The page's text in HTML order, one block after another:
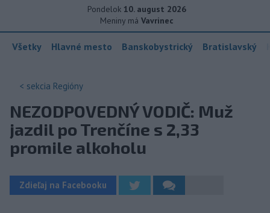
Pondelok 10. august 2026
Meniny má Vavrinec
Všetky Hlavné mesto Banskobystrický Bratislavský
< sekcia Regióny
NEZODPOVEDNÝ VODIČ: Muž
jazdil po Trenčíne s 2,33
promile alkoholu
Zdieľaj na Facebooku